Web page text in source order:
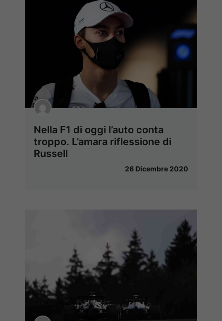
Nella F1 di oggi l’auto conta
troppo. L’amara riflessione di
Russell
26 Dicembre 2020